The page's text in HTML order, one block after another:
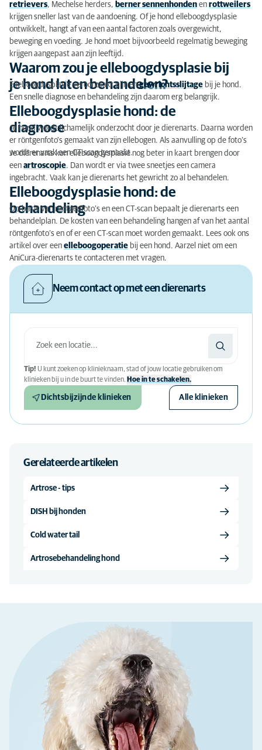
retrievers, Mechelse herders, berner sennenhonden en rottweilers
krijgen sneller last van de aandoening. Of je hond elleboogdysplasie
ontwikkelt, hangt af van een aantal factoren zoals overgewicht,
beweging en voeding. Je hond moet bijvoorbeeld regelmatig beweging
krijgen aangepast aan zijn leeftijd.
Waarom zou je elleboogdysplasie bij
je hond laten behandelen?
Elleboogdysplasie veroorzaakt pijn engewrichtsslijtage bij je hond.
Een snelle diagnose en behandeling zijn daarom erg belangrijk.
Elleboogdysplasie hond: de
diagnose
Je hond wordt lichamelijk onderzocht door je dierenarts. Daarna worden
er röntgenfoto's gemaakt van zijn ellebogen. Als aanvulling op de foto’s
wordt er vaak een CT-scan gemaakt.
Je dierenarts kan elleboogdysplasie nog beter in kaart brengen door
een artroscopie. Dan wordt er via twee sneetjes een camera
ingebracht. Vaak kan je dierenarts het gewricht zo al behandelen.
Elleboogdysplasie hond: de
behandeling
Op basis van röntgenfoto’s en een CT-scan bepaalt je dierenarts een
behandelplan. De kosten van een behandeling hangen af van het aantal
röntgenfoto’s en of er een CT-scan moet worden gemaakt. Lees ook ons
artikel over een elleboogoperatie bij een hond. Aarzel niet om een
AniCura-dierenarts te contacteren met vragen.
Neem contact op met een dierenarts
Tip! U kunt zoeken op klinieknaam, stad of jouw locatie gebruiken om
klinieken bij u in de buurt te vinden. Hoe in te schakelen.
Dichtsbijzijnde klinieken Alle klinieken
Gerelateerde artikelen
Artrose - tips
DISH bij honden
Cold water tail
Artrosebehandeling hond